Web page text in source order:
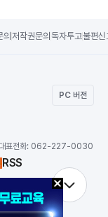
의 저작권문의 독자투고불편신
PC 버전
대표전화: 062-227-0030
RSS